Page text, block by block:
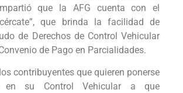
que la AFG cuenta con el
que brinda la facilidad de
de Derechos de Control Vehicular
de Pago en Parcialidades.
contribuyentes que quieren ponerse
en su Control Vehicular a que